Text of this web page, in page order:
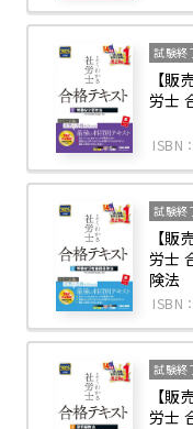
試験終
【
労士
ISBN
試験終
【
労士
険法
ISBN
試験終
【
労士